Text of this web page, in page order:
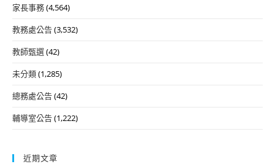
家長事務(4,564)
教務處公告(3,532)
教師甄選(42)
未分類(1,285)
總務處公告(42)
輔導室公告(1,222)
近期文章